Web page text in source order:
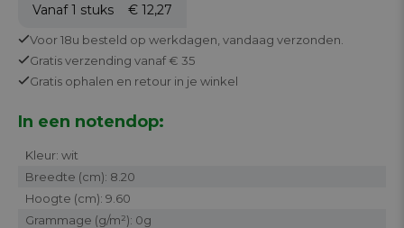
Vanaf 1 stuks € 12,27
Voor 18u besteld op werkdagen, vandaag verzonden.
Gratisverzending vanaf € 35
Gratis ophalen en retour in je winkel
In een notendop:
Kleur: wit
Breedte (cm): 8.20
Hoogte (cm): 9.60
Grammage (g/m²): 0g